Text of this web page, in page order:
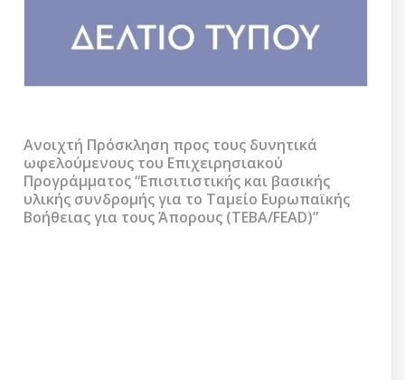
Ανοιχτή Πρόσκληση προς τους δυνητικά
ωφελούμενους του Επιχειρησιακού
Προγράμματος “Επισιτιστικής και βασικής
υλικής συνδρομής για το Ταμείο Ευρωπαϊκής
Βοήθειας για τους Άπορους (ΤΕΒΑ/FEAD)”